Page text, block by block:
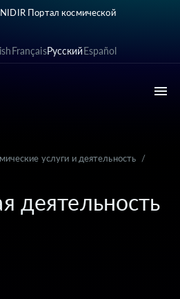
Портал космической
FrançaisРусскийEspañol
услуги и деятельность /
деятельность